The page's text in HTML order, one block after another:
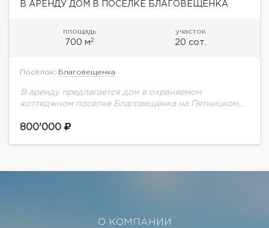
В АРЕНДУ ДОМ В ПОСЕЛКЕ БЛАГОВЕЩЕНКА
площадь
700 м2
участок
20 сот.
Посёлок: Благовещенка
В аренду предлагается дом в охраняемом
коттеджном поселке Благовещенка на Пятницком
гостиная с камином и вторым светом, кухня,
800'000
О КОМПАНИИ